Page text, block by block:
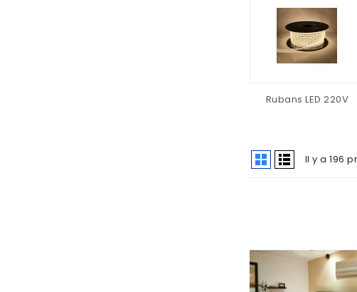
Rubans LED 220V
Il y a 196